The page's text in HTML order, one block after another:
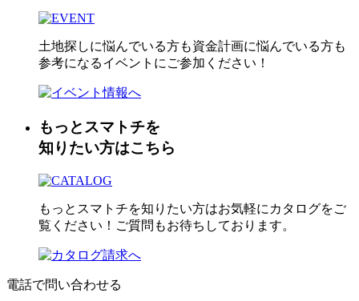
土地探しに悩んでいる方も資金計画に悩んでいる方も
参考になるイベントにご参加ください！
もっとスマトチを
知りたい方はこちら
もっとスマトチを知りたい方はお気軽にカタログをご
覧ください！ご質問もお待ちしております。
電話で問い合わせる